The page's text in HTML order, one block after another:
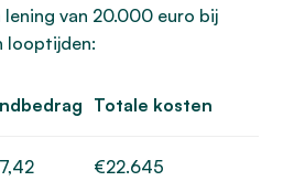
van 20.000 euro bij
looptijden:
Totale kosten
€22.645